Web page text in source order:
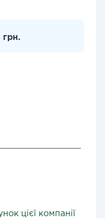
грн.
цієї компанії